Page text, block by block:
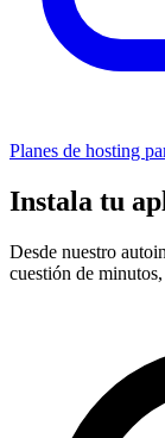
Planes de hosting
Instala tu
Desde nuestro
cuestión de